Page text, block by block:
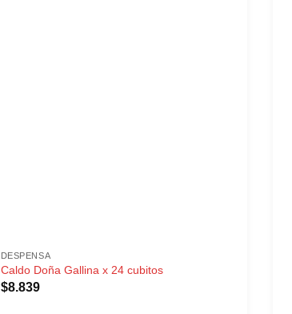
DESPENSA
Caldo Doña Gallina x 24 cubitos
$8.839